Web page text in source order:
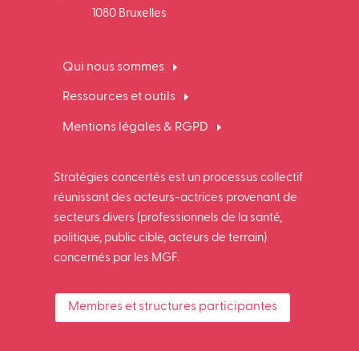
1080 Bruxelles
Qui nous sommes
Ressources et outils
Mentions légales & RGPD
Stratégies concertés est un processus collectif
réunissant des acteurs-actrices provenant de
secteurs divers (professionnels de la santé,
politique, public cible, acteurs de terrain)
concernés par les MGF.
Membres et structures participantes